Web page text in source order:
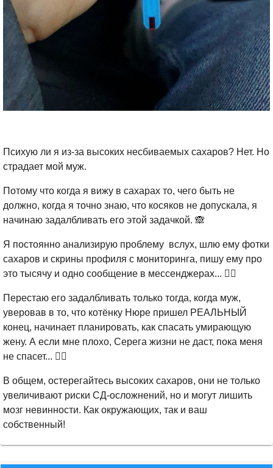
Психую ли я из-за высоких несбиваемых сахаров? Нет. Но
страдает мой муж.
Потому что когда я вижу в сахарах то, чего быть не
должно, когда я точно знаю, что косяков не допускала, я
начинаю задалбливать его этой задачкой. 🙈
Я постоянно анализирую проблему вслух, шлю ему фотки
сахаров и скрины профиля с мониторинга, пишу ему про
это тысячу и одно сообщение в мессенджерах... 🤦‍♀️
Перестаю его задалбливать только тогда, когда муж,
уверовав в то, что котёнку Нюре пришел РЕАЛЬНЫЙ
конец, начинает планировать, как спасать умирающую
жену. А если мне плохо, Серега жизни не даст, пока меня
не спасет... 🤦‍♀️
В общем, остерегайтесь высоких сахаров, они не только
увеличивают риски СД-осложнений, но и могут лишить
мозг невинности. Как окружающих, так и ваш
собственный!